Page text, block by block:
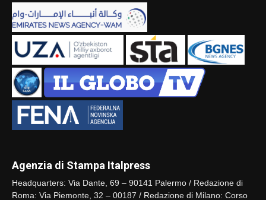
Agenzia di Stampa Italpress
Headquarters: Via Dante, 69 – 90141 Palermo / Redazione di
Roma: Via Piemonte, 32 – 00187 / Redazione di Milano: Corso